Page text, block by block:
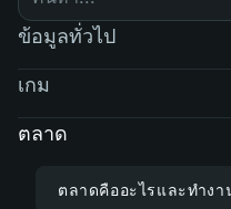
ข้อมูลทั่วไป
เกม
ตลาด
ตลาดคืออะไรและทำงา